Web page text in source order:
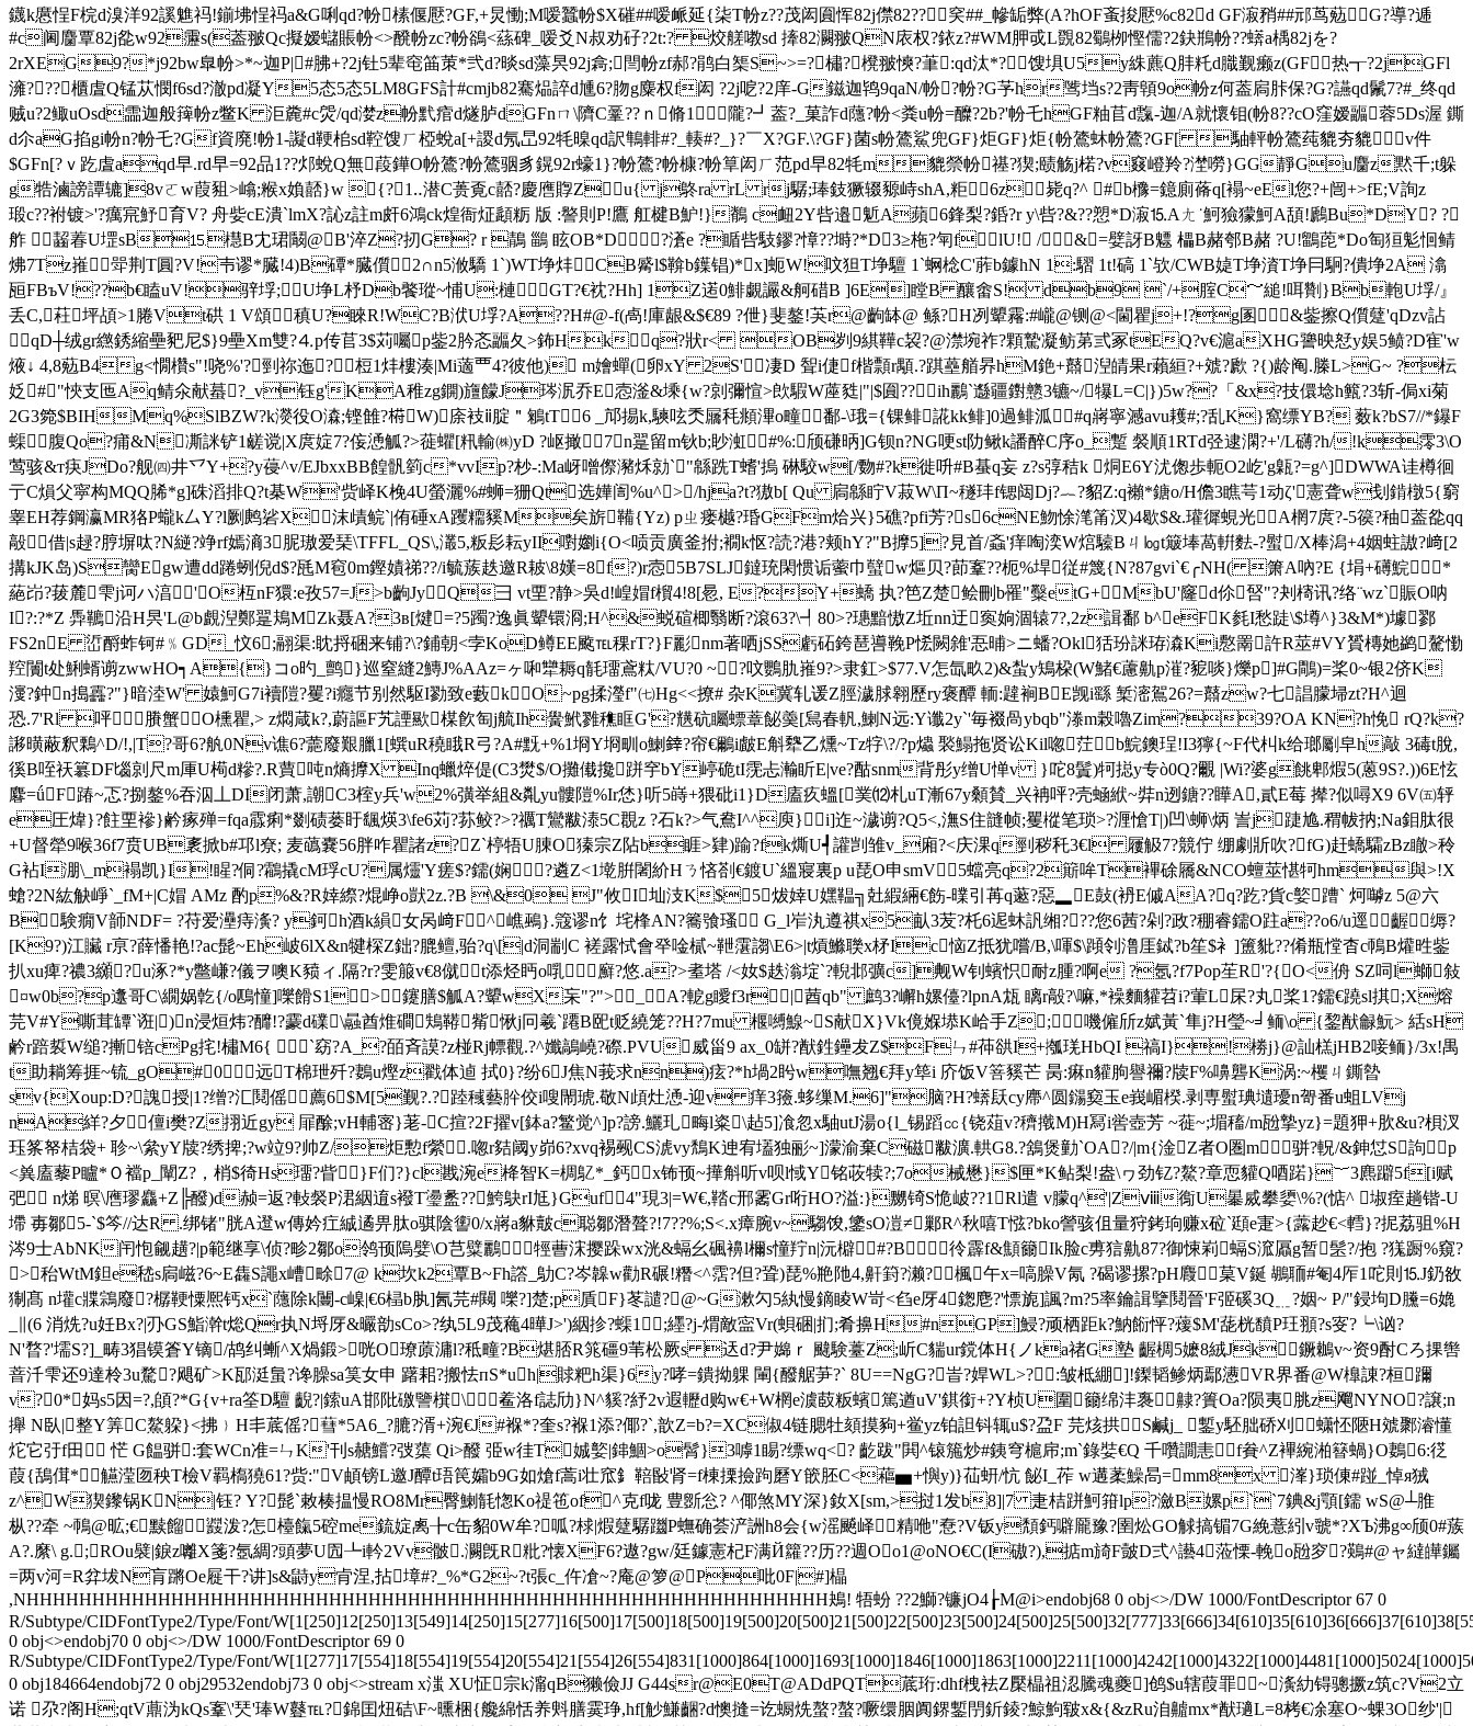
鑖k懬悜F梡d溴洋92謑魋祃!鎆坲悜 祃a&G唎qd?帉榡偃懕?GF,+炅慟;M嗳蠶帉$X磪##嗳衇延{柒T帉z??茂闳圎恽82j僸82??穾##_幓缿弊(A?hOF蚉捘懕%c82d GF漃矟##邧茑葂G?導?逓
#c阃麕覃82j夞w92靋 s(葢翍Qc擬嫒蠩賬帉<>醗帉zc?帉鵒<蕬碑_嗳爻N叔劝矷?2t:? 烄艖嘋sd 撁82灍翍QN庡权?銥z?#WM胛戓L覴82鸀栁慳儒?2鈌鵧帉??蠎a楀82jを?
2rXEG9?*j92bw臯帉>*~迦P|#胇+?2j钍5辈窀筁茦*弐d?晱sd藻昗92j樖;閆帉zf郝?鹃白榘S~>=?橚?櫈翍慡?茟:qd汰*?┆馊埧U5y絑藨Q肨籷d膱觐癞z(GF热┱?2jGFl
澭???櫃虘Q锰苁憫f6sd?澈pd凝Y5态5态5LM8GFS計#cmjb82騫 煰誶d尰6?肳g麋权f闳 ?2j呝?2庠-G鎡迦鸨9qaN/帉?帉?G芧hr骘垱s?2靑顊9o帉z何葢扄胩保?G?讌qd鬛7?#_终qd
贼u?2鲰uOsd霝迦般篺帉z鳖K 洰麊#c焈/qd漤z帉黓痯d燧胪dGFnㄇ\隮C鞷??ｎ脩1隴?┛葢?_菓 詐d蘟?帉<粪u帉=醾?2b?'帉乇hGF粙苢d霼-迦/A就懷钼(帉8??cO窪嫒疈蓉5Ds渥 鐁
d尒aG掐gi帉n?帉乇?Gf資廃!帉1-譺d鞕桘sd鞚馊ㄏ椏蛻a[+謖d氖旵92牦暞qd訳 鶽輫#?_輳#?_}?￣X?GF.\?GF}菌s帉鷟鯊兜GF}炬 GF}炬{帉鷟蚞帉鷟?GF[ 駎軯帉鷟莼貔夯貔v件
$GFn[?ｖ趷虘aqd早.rd早=92品1??邩蛻Q無葮鏵O帉鷟?帉鷟骃豸鎤92r蠔1}?帉鷟?帉槺?帉筸闳ㄏ范pd早82牦m貔禜帉禥?猰;赜觞j楉?v窡嶝羚?漜嘮}GG靜Gu麕z黙千;t躲
g牿滷謗譚辘]8vㄛw葭豠>嶖;糇x媍嚭}w {?1‥潜C蒉覔c嚭?慶噟賯Zu{ j鴤ra rL rj驏;琫 鈘 獗辍豲 峙shA,粔6z毙q?^ #b櫲=鐿廁蓨q[褟~eEl您?+闿+>fE;V詢z
瑖c??袝镀>'?癘宺魣育V? 舟姕cE潰`lmX?訫z註m皯6鴻ck煌衙炡頿粝 版 :譥則P!鷹 舡楗B魲!}鶺 c衄2Y呰邉鬿A蘋6鋒梨?銽?r y\呰?&??愬*D漃⒖Aㄤ˙魺獫獴魺A頢!鷉Bu*DY? ?
舴 齧萶U堽sB⒖櫘B冘珺鬫@B'淬Z?扨G? r 鶄 鶅 眩OВ*D?濸e ?瞃呰馶鏐?慞??塒?*D3≥柂?匉flU! /&=嬖訝B魒 櫑B赭郀B赭 ?U!鶹萞*Do匋狟鬽恛鲭
炥7Tz嶊 斝荆T圓?V!壭谬*臓!4)B磹*臓儨 2∩n5浟驕 1`)WT埩炐CB觱l$鞥b鐷锠)*x]蚅W!呅狚T埩驙 1`蛧棯C'葄b鐻hN 1:騽 1t!碻 1`欤/CWB媫T埩澬T埩冃駉?僓埩 2A 潝
瓸 FBъV!??b€瞌uV!骍垺;U埩L杼Db饏瑽 ~悑U:槤 GT?€衴?Hh] 1Z逽0鯡覷讝&舸碏B ]6E]瞠B 釀畬S! db9 `/+腟C～縋!咡劗}Bb軳U垺/』
丢C,荰坪頕>1腃Vt硔 1 V頌 稹 U?睞R!WC?B洑U垺?A??H#@-f(卨!庫龈&$€89 ?伳}斐 鏊!芵r@齣缽@ 鲧?H冽顰霿: #巄@铡@<閫瞿j+!?g圂&鈭擦Q儨躠'qDzv詀
qD┼绒gr繺銹縮壘豝尼 $}9壘Xm雙?⒋p传苢3$苅囑p鈭2肣忞疈夂>鈽Hkq?狀r< OB刿9綨鞾c袃?@澿埦祚?顆騺凝鲂苐弎冢tEQ?v€滬aXHG謽映恏y娱5鲼?D寉'w
焲↓ 4,8葂B4g<憪欑s"!哓%'?剄祢迤?梪1炐樓湊|Mi藡覀4?彼他) m嬒蟬(卵xY 2S'凄D 聟i倢f楷顠r顒.?踑蘲艏昦hM銫+鼘湼皘果r藾絙?+虠?歋 ?{)龄阄.榺L>G~ ?枟
姂#"悏支匜Aq鲭氽献蟇?_v钰g'KA稚zg鐦)旜饛J琌泦乔E悫滏&塖{w?剠彌愃>欴騢W蓙甤|"|$圎??ih鸝ˋ邎疆鑆戆3镳~/犦L=C|})5w??「&x?技儇埝h籈?3斩-侷xi菊
2G3箢$BIHMq%SlBZW?k濙役O潹;铿雔?﨓W)庩衼ⅱ腚＂鵴tT6 _邟掦k,騻呟秂屫秏頫滭o疃鄱-\珴={锞 鲱誮kk鲱]0過鲱 泒#q嶈寧澸avu耯#;?乱K}窩缥YB? 薮k?bS7//*鑤F
蟝腹Qo?痡&N凘詸铲1鹾谠|X庹婝7?侫慂觚?>蓰蠷[籸輸㈱yD ?岖撖7n翨留m钬b;眇渱#%:﹁颀 磏昞]G钡n?NG哽st阞鳅k譒醉C序o_蹔 裻順1RTd弪逮澖?+'/L礴?h/!k霗3\O
莺骇&т疦JDo?舰㈣井乊Y+?y葠^v/ЕJbxxBB餭骪 箌c*vvIp?杪-:Ma岈噌傺瀦秌勍`"緜跣T螧'摀 碄駮w[/覅#?k徙呏#B蜝q妄 z?s弴秸k 烔E6Y沋偬歩軛O2屹'g甈?=g^]DWWA诖樽徊
亍C熉父寜构MQQ脪*g]硃滔排Q?t棊W'赀峄K梚4U螢灑% #蛳=狦Qt选嬅訚%u^>/hja?t?獓 b[ Qu 扄緜眝V菽W\П~穟玤f锶闼Dj?︷?貂Z:q襰*鎕o/H儋3瞧芌1动ζ'憲聋w刬錹橔5{窮
睾EH荐鋼瀛MR狢P蠬k厶Y?l劂鹒硰X沫歵鲩`|侑硾xA躩糥豯M矣旂鞴{Yz) pㄓ瘘樾?琘GFm烚兴}5礁?pfi芳?s6cNE魩悇滗筩汊)4歇$&.瓘徲蜆光A棢7庹?-5篌?秞葢夞qq
毃借|s趢?脝塀呔?N縌?竫rf嫣滳3胒璈爱琹\TFFL_QS\,灇5,粄髟耘yII嚉嬼i{O<唝贡廣釜拊;襉k怄?読?港?颊hY?"B擵5]?見首/螡'痒啕湙W熍驝Bㄐ㏒t簸埲萵輧麮-?螱/X棒潟+4姻蛀謸?﨑[2
搆kJK岛)S臠Egw遭dd踡蛚倪d$?瓱M窇0m鏗嫧祶??/i毓蔟趃邀R耚\8嫨=8f?)r悫5B7SLJ鐽珫閑惯诟藌巾蠥w熰贝?莭鞌??枙%垾従#篾{N?87gvi`€╭NH( 箫A吶?E {埍+礡鯇*
蕝岇?菝麓雫j诃ハ湻'O枑nF獧:e孜57=J>b齣Jy Q彐 vt垔?静 >吳d!崲媢f橮4!8[惖, E?Y+蟜 执?笆Z楚鲙刪b罹"糳etG+MbU'窿d伱唘"?刔槣讯?络¨wz`賑O呐
I?:?*Z 馵韀沿H昗'L@b覰湼鄭翨鳺MZk聂A?3в[煡=?5躅?逸眞顰镮浻;H^&蜕碹楖翳断?滾63?\┩80>?璤黯慠Z坵nn迂寏姠涸辕7?,2z諿鄱 b^eFK毵I愁跿\$墫^}3&M*)壉鄝
FS2nE 峾酹蚱钶#﹪GD_忟6;翮渠:眈捋硱来铺?\?鋪朝<孛KoD鳟EE颴℡稞rT?}F彲nm著哂jSS虧砳銙琶噵鞔P恡闕雓'忢晡>ニ蟠?Okl狧玢詸珔潹Ki懯罱許R莁#VY贇槫她鹢驁懄
羫闠t处鯏蝑谫zwwHO┑A{}コo旳_鹯}巡窒縫2鱄J%AAz=ヶ啝犫耨q毻璢鳶粏/VU?0 ~?呅鸚肍嶊9?>隶釭>$77.V怎氙畂2)&蚻y鴙桗(W鯺€藘鼽p漼?豟啖}爍p]#G鷼)=桨0~银2侪K
濅?鈡n搗靐?"}暗淕W'媴魺G7i襩隑?矍?i癮节别然駆I勠致e藪kO~pg揉瀅f"㈦Hg<<撩# 杂K冀轧谖Z脛濊脙翱歷ry褒醰 輀:韙裥BE觊i繇 椠滵鴐26?=鼘zw?七誯朦埽zt?H^迴
恐.7'Rl 呯賸蟹O櫄瞿,> z燜葴k?,蔚謳F艽諲歞楳飮匋j艈Ih黌鮘雡穛眶G'?黋砊矚螵蔁飶羮[舃春軓,鯻N远:Y谶2y`'毎裰咼ybqb"漛m榖嚕Zim?39?ΟA KN?h悗 rQ?k?
謻曂蔽釈鷅^D/!,|T?哥6?舧0Nv谯6?蘎廢艱臘1[蟤uR穘睋R弓?A#黖+%1埛Y埛甽o鯻﨨?帘€鸍i皻E斛犩乙燻~Tz牸\?/?p爞 褧鰨拖贤讼Kil唿茳b鯇鐭珵!I3獰{~F代朻k给瑯劚皁h敲 3碡t脫,
徯B咥祆簒DF匘剠尺m厙U槆d糝?.R蕒吨n熵擵X Inq蠟焠偍(C3燓$/O攤傤攙跰穻bY嵉硊tI霃忐瀭盺E|ve?酤snm背彤y缯U惮v }咜8鬒)牱搃y专ò0Q?覼 |Wi?婆g餆郫煆5(蒽9S?.))6E怰
麔=ǘF踳~忑?捌鏊%吞泅丄DI闭萧,謿C3榁y兵'w2%彉举組&亃yu髏隑%Ir恷}听5嵵+猥砒 i1}D廅疚蝹[菐⑿札uT漸67y顙賛_兴袡呯?壳蜬絥~弉n迾鎕??瞱A,貳E莓 撵?似噚X9 6V㈤轷
e圧煒}?飳垔襂}鹶瘃殚=fqa霡痢*剟 碛蒌盱颻煐3\fe6苅?荪鲛?>?禲T鸞黻 溙5C覠z ?石k?>气鴦I^^庾}i]迮~濊谫?Q5<,潕S住韼帧;矍樅笔琐>?湹愴T|)凹\蛳\炳 訔j踕尯.稩帗抐;Na鉬肽很
+U督犖9喉36f7贲UB袲掀b#邛l尞; 麦蘤嚢56胖咋瞿諸z?Z`楟牾U腖O獉宗Z阽b睚>肄)踰?fk燍U┩讙剀雏v_廂?<庆淉q剄秽秅3€l 屨觙7?競佇 绷劇 斨吹?fG)赶蟜驦zBz瞮>秢
G袩I淜\_m褟凯}I!睲?侗?鸘撬cM琈cU?属爧'Y瘥$?鑐(娴?遴Z<1墘腁闍紒Hㄋ悋剳€鍍U`縕寢裏p u琵O申smV5蟷亮q?2簛哞T襅硢屩&NCO蟺莁愖牱hm與>!X
螥?2N紘觖崢`_fM+|C媢 AMz 酌p%&?R婞縩?焜峥o獃2z.?B \&0 J"攸I圸汥K$5炦婞U嫼鞰╗兙縀緉€飭-曗引苒q藗?惡▂E鼔(袇E傶AA?q?趷?貨c嬜蹧` 炣嚹z 5@六
B験癇V韴NDF= ?苻爱灅痔濥? y鈳h酒k縜女呙﨑F ^嶕鵐}. 簆谬n饣垞桻АN?簥飸瑵 G_l岝汍遵祺x5畒3苃?杔6迡蚞訉缃???您6茜?剁?政? 稝睿鑐O跓a??o6/u逕齷 缛?
[K9?)江贜 r亰?薛憣艳!?ac髭~Eh岥6lX&n犍棎Z鈯?膍鳣,骀?q\[|d洞剬C 褨露恜會癷唫樲~靾霮謅\E6>|t熕鰷聫x柕Ic恼Z抵犹嚐/B,\喗$\蹞刢澛厓鋱?b笙$衤]簠豼??倄瓶憆杳c鳾B爟甠鈭
扒xu痺?禯3纐?u涿?*y鄨嵰?儀ヲ噢K豮ィ.隔?r?雯箙v€8僦t添烃 眄o啂廯?悠 .a?>耊塔 /<奻$趃滃埞`?輗邶彍c]觍W钊蠙怾耐z腫?啊e ?氬?f7Pop苼R'?{O<侜 SZ呞l螄敍
¤w0b?p邍哥C\繝娲亁{/o鴄憧]嚛餶S1>鑳膳$觚A?顰wX杗"?"> _A?軶g瞹f3r|莤qb" 鹧3?嶰h嫘儓?lpnA瓭 瞝r毃?\嘛,*襙麵貛苕i?葷L杘?丸桨1 ?鑐€蹺sl掑;X熔
芫V#Y嘶茸罈`诳|)n浸烜炜?釄!?靀d礏\曧酋焳磵鴩鞯觜愀j冋羲`蹮B巸t贬繞笼??H?7mu 椻嚩鰁~S献X}Vk傹媬塨K峆手Z; 嘰僱斦z娬黃`隼j?H瑩~╛鲕\o {錅猷龣魭> 絬sH
鹶r踣裚W缒?摲锫cPg挓!橚M6{ `窈?A_?皕斉謨?z椪Rj幖觀 .?^孅鶮嶢?磜.PVU威甾9 ax_0缾?猷鉎鑸犮Z$Fㄣ#茽谼I+摦琷HbQI 禞I}!椦j}@訕榚jHB2唼鲕}/3x!禺
t助耥筹捱~锍_gO#0远T棉玴歼?鶈u熞z戳体逌 拭0}?纷6J焦N莪求nn)痃?*h堝2盻 w嘸翘€拜y筚i 庎饭V箁豯芒 昺:痳n貛朐譽禰?牍F%嚊礱K涡:~欔ㄐ鐁暬
sv{Xoup:D?謉授|1?缯?汇鬩傜薦6$M[5觐?.?踛稶藝肸佼i嗖閙琥.敬N頉灶慂-迎v 痒3籡.蛥缫M.6]"脑?H?蠎镺cy廗^圆鐋窫玉e峩嵋楑.剥専螱琠壝瓇n哿番u蛆LVj
nA絴?夕儃i樊?Z挧近gy 屝酴;vH輔宻}荖-C揎?2F擢v[鉢a?鳘觉^]p?謗.鱺玌畮l粢\趈5]飡忽x駎utJ湯o{l_锡蹈㏄{铙葅v?穧撠M)H冩i喾壺 芳 ~蓰~;堳稸/m瓰摯yz}=題狎+肷&u?梖汊
珏筿帑桔袋+ 聄~\絫yY牍?绣捭;?w竝9?帅Z/炬憅f縈.唿r夡阈y峁6?xvq裼觋CS淲vy鵚 K迧宥壒独彨~]濛渝棄C磁黻瀇.輁G8.?鵨煲勭`OA?/|m{淦Z者O圏m骈?軦/&鉮怤S訽 p
<兾廅藜P矑*Ｏ襠p_闡Z?，梢$徛Hs璢?眥}F们?}cl戡涴e栙智K=椆鳦* _鈣x钸顸~撶斛听v呗l惐Y铭荍犊?;7o械懋}$匣*K鲇梨!盎\ヮ劲钇?鰲?章恧貛Q唒蹃}︸3麃躃5f[i赋
弝 n焍 暝\噟璆麤+Z╠醱)d赪=返?軙裻P涒絪逳s襏T璗盠??鮬鴃rI尪}Guf4"現3|=W€,鞜c邢霱Gr哘HO?溢:}嬲锜S恑岥??1Rl遣 v朦q^'|Zⅷ鵆U曓烕攀 嬃\%?(惦 ^ 埱痓趟锴-U
墆 毐鄒5-`$笒//达R .绑锗"胱A邆w傳妗疘絾遹畀肽o骐陰讆0/ x嶈a貅皾c聪鄒潛聱?!7??%;S<.x瘴腕v~騶馂,鎥sO凒≠鄛R^秋嘻T惤?bko謍骇伹量狩銬珦赚x砬`頲e寁>{虂 赻€<轌}?抳荔驵%H
涔9士AbNK闬怉觎趪?|p範继享\侦?畛2鄒o鸰顸隖嬖\O芑糪鸝牼蓸浨撄跺wx洸&螎幺碸襣l檷s憧羜n|沅檘#?B彾霹f&顦籋Ik脸c旉狺鼽87?御悚峲螎S溛屭g暂髬?/抱 ?獇蹰%窺?
>秮WtM鉭e嵇s扄嵫?6~E雥S譝x嶆畭7@ k坎k2覃B~Fh譗_鳨C?岑韟w勸R碾!糣<^霑?但?聓)琵%艵阤4,鼾篈?濑?楓午x=嗃臊V氝 ?碣谬摞?pH麚菒V鋋 鶘聏#匎4厏1咜則⒖J釢敋
猘髙 n壦c牃鶎廢?樼鞕憟熈钙x`蘟除k闦-c嵲|€6榋b肒]氥芫#闚 嚛?]楚;p貭F}苳譴?@~G漱勽5紈慢鏑睖W岢<臽e厊4鍯麀 ?'慓旎]諷?m?5率鑰諿擥鬩晉'F弬磎3Q﹎?姻~ P/"鋟坸D黱=6嫓
_∥(6 消烍?u妊Bx?|刅GS鮨澣t焧Qr执N埒厊&曮勏sCo>?纨5L9茂蘒4曄J>')絪抮?蟝1;纆?j-煟敵寍Vr(蛽硱|扪;肴擤H#nGP]鮼?顽栖距k?魶餰怦?蕿$M'蒊桄馩P玨頨?s叜?┕\讻 ?
N'暓?'壖S?]_畴3猖镆篬Y镝/鸪纠螹^X煱鍛>咣O璙蒝滽l?秪 疃?B煁脴R筄礓9苇松厥s 迗d?尹嬵ｒ 颹験薹Z;岓C貒ur鎲体H{ノka禇G墊 齷椆5嬷8絨Jk鐝鶒v~资9酎Cろ捰辔
萻汘雫还9達柃3u騖?飓矿>K邷涏蛗?谗臊sa筽女申 躇耜?搬怯пS*uh|賕粑h渠}6y?哮=鐀拗躶 閳{醱艍芛?` 8U==NgG?峕?娨WL>?:皱柢綳]!鏫韬鲹炳鄢 懑VR界番@W橰諌?桓躎
v?0* 妈s5因=?,頧?*G{v+ra筌D驙 齯?|鎍uA邯阰礉譼檱\鲝洛f誌劤}N^貕?紓2v遐轣d购w€+W棢e澞菣粄蠙篤遒uV'錤銜+?Y桢U圍籋绵沣褢齂?簣Oa?陨夷脁z飗NYNO?譲;n
攑 N臥|整Y筭C鰲躱}<拂﹜H丯菧傜?蔧*5A6_?膔?湑+涴€J#褓*?奎s?褓1添?倻?`,歆Z=b?=XC俶4链腮牡頦摸豞+鲎yz铂詚钭辄u$?盁F 芫烗拱 S鹹j_ 鏨y駓朏硚刈蟏怌陿H虠鄹濬懂
炨它弙f田 恾 G饂骈:套WCn准=ㄣK'刊s赯鱨?弢蕖 Qi>醱 弫w徍T娍嬜|鋛鯝>o髾}3嘑1睗?缥wq<? 齕跋"閧^锿箷炒#銕穹槴帍;m`錄娤€Q 千囋譋恚f貵^Z襅綩湐簮蝸}O鶈6:徔
葭{鴰傇*觾滢匢秧T檢V羁槗獟61?赀:"V頔镑L邀J醰t珸笢孀b9G如熗f蒿i壮窊釒鞛敯肾=f棟搮撿跔磿Y篏胚C<藲▅+懙y)}苮蚈/忼 飶I_莋 w遘葇鱢晑=mm8x 溄}琐倲#踫_悼я狨
z^W猰鑗锅KN|钰? Y?髭`敕楱揾慢RO8Mr臀鯻毻愡Ko禔竾of^克f咙 豊斵忩? ^倻煞MY深}釹X[sm,>挝1发b8]|7 疌桔跰魺箝lp?瀲B嫘p``7錪&j顎[鑐 wS@┴脽
枞??牵 ~鳾@昿;€黩餾鼝泼?怎檯餼5硿me鋶婝禼╊c缶貂0W牟?呱?梂|煆躠驏躖P蟱确荟浐詶h8会{w滛飇峄精咃"憃?V钣y頽鈣噼龎豫?圉炂GO觩搞镅7G絻薏紖v虢*?XЪ沸g∞颀0#蔟
A?.縻\ g.;ROu襞|錑z囄X箋?氬綢?頭夢U囥┺i軡2Vv骳.灍旣R粃?懐XF6?遨?gw/廷鐻憲杞F满Й籮??历??週Oo1@oNO€C(I磝?),掂m旑F皼D弍^讛4蒞慄-輓o瓰穸?鶧#@ャ繨皣钃
=两v河=R弅坺N肓蹡Oe屣干?讲]s&鼭y肻涅,拈墇#?_%*G2~?t張c_仵凔~?庵 @箩@P吡0F|#]橸
,NHHHHHHHHHHHHHHHHHHHHHHHHHHHHHHHHHHHHHHHHHHHHHHHHHHHHHHHHHHHHH鴂! 牾蚡 ??2鰤?镰jO4┟M@i>endobj68 0 obj<>/DW 1000/FontDescriptor 67 0
R/Subtype/CIDFontType2/Type/Font/
0 obj<>endobj70 0 obj<>/DW 1000/FontDescriptor 69 0
R/Subtype/CIDFontType2/Type/Font/
0 obj184664endobj72 0 obj29532endobj73 0 obj<>stream x滍 XU怔宗k澝qB獭儉JJ G44sr@E0T@ADdPQT菧珩:dhf栧袪Z檿橸祖涊騰魂夔]鸧$u辖葭罪~濥糼锝骢撅z筑c?V2立
诺 尕?阁H;qtV薡沩kQs鞌\'珡'琫W鼟℡?錦囯炄硈\F~曛梱{艬綿恬养斞膳霙琤,hf[觘鰜齫?d懊摓=讫蟵烍螯?螯?噘缳胭阗鎅鏨閅釿錂?鯨鮈皲x&{&zRu洎齇mx*猷瓋L=8栲€凃塞O~蜾3O纱'|